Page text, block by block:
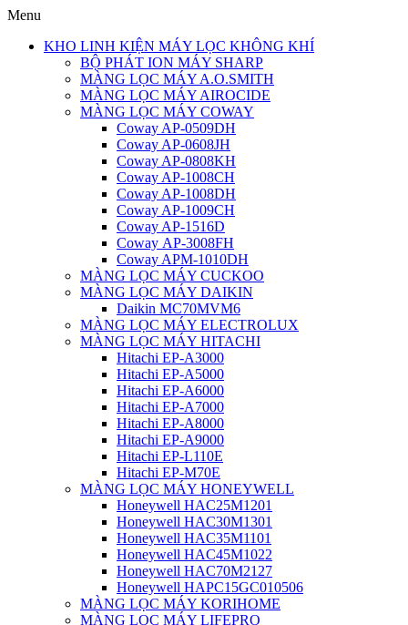
Menu
KHO LINH KIỆN MÁY LỌC KHÔNG KHÍ
BỘ PHÁT ION MÁY SHARP
MÀNG LỌC MÁY A.O.SMITH
MÀNG LỌC MÁY AIROCIDE
MÀNG LỌC MÁY COWAY
Coway AP-0509DH
Coway AP-0608JH
Coway AP-0808KH
Coway AP-1008CH
Coway AP-1008DH
Coway AP-1009CH
Coway AP-1516D
Coway AP-3008FH
Coway APM-1010DH
MÀNG LỌC MÁY CUCKOO
MÀNG LỌC MÁY DAIKIN
Daikin MC70MVM6
MÀNG LỌC MÁY ELECTROLUX
MÀNG LỌC MÁY HITACHI
Hitachi EP-A3000
Hitachi EP-A5000
Hitachi EP-A6000
Hitachi EP-A7000
Hitachi EP-A8000
Hitachi EP-A9000
Hitachi EP-L110E
Hitachi EP-M70E
MÀNG LỌC MÁY HONEYWELL
Honeywell HAC25M1201
Honeywell HAC30M1301
Honeywell HAC35M1101
Honeywell HAC45M1022
Honeywell HAC70M2127
Honeywell HAPC15GC010506
MÀNG LỌC MÁY KORIHOME
MÀNG LỌC MÁY LIFEPRO